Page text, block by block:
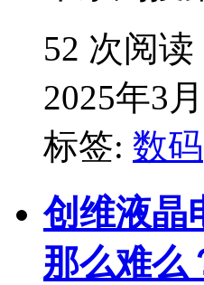
52 次阅读
2025年3
标签: 数码
创维液晶
那么难么